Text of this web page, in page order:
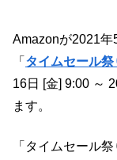
Amazonが2021年
「 タイムセール祭
16日 [金] 9:00 ～
ます。
「タイムセール